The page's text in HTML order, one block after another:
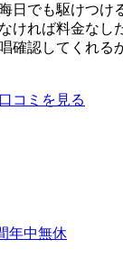
日でも駆けつけ
ければ料金なし
確認してくれる
口コミを見る
年中無休